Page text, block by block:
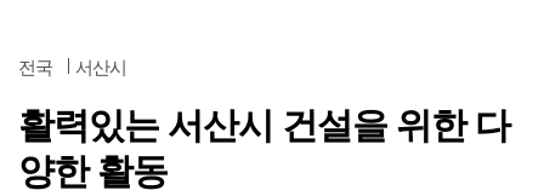
전국 서산시
활력있는 서산시 건설을 위한 다
양한 활동